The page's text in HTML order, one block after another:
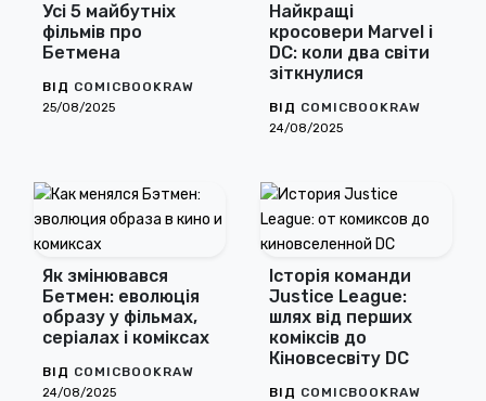
Усі 5 майбутніх
фільмів про
Бетмена
ВІД COMICBOOKRAW
25/08/2025
Найкращі
кросовери Marvel і
DC: коли два світи
зіткнулися
ВІД COMICBOOKRAW
24/08/2025
Як змінювався
Бетмен: еволюція
образу у фільмах,
серіалах і коміксах
ВІД COMICBOOKRAW
24/08/2025
Історія команди
Justice League:
шлях від перших
коміксів до
Кіновсесвіту DC
ВІД COMICBOOKRAW